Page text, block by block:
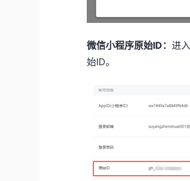
微信小程序原始ID ：进
始ID。